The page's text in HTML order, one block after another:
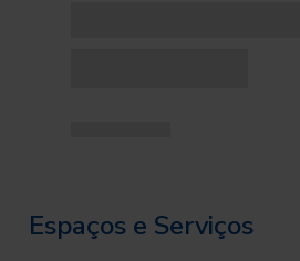
Espaços e Serviços